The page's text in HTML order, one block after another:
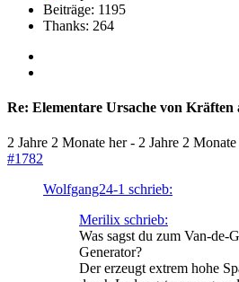
Beiträge: 1195
Thanks: 264
Re: Elementare Ursache von Kräften
2 Jahre 2 Monate her- 2 Jahre 2
#1782
Wolfgang24-1 schrieb:
Merilix schrieb:
Was sagst du zum Van-de-
Generator?
Der erzeugt extrem hohe